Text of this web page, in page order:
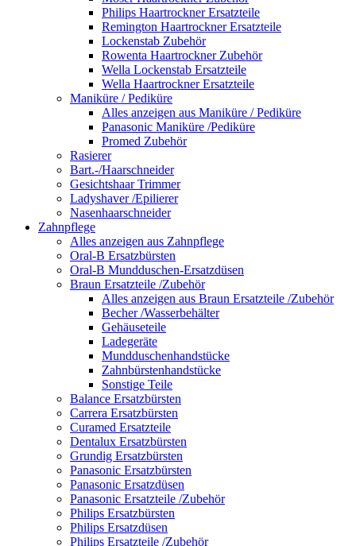
Philips Haartrockner Ersatzteile
Remington Haartrockner Ersatzteile
Lockenstab Zubehör
Rowenta Haartrockner Zubehör
Wella Lockenstab Ersatzteile
Wella Haartrockner Ersatzteile
Maniküre / Pediküre
Alles anzeigen aus Maniküre / Pediküre
Panasonic Maniküre /Pediküre
Promed Zubehör
Rasierer
Bart.-/Haarschneider
Gesichtshaar Trimmer
Ladyshaver /Epilierer
Nasenhaarschneider
Zahnpflege
Alles anzeigen aus Zahnpflege
Oral-B Ersatzbürsten
Oral-B Mundduschen-Ersatzdüsen
Braun Ersatzteile /Zubehör
Alles anzeigen aus Braun Ersatzteile /Zubehör
Becher /Wasserbehälter
Gehäuseteile
Ladegeräte
Mundduschenhandstücke
Zahnbürstenhandstücke
Sonstige Teile
Balance Ersatzbürsten
Carrera Ersatzbürsten
Curamed Ersatzteile
Dentalux Ersatzbürsten
Grundig Ersatzbürsten
Panasonic Ersatzbürsten
Panasonic Ersatzdüsen
Panasonic Ersatzteile /Zubehör
Philips Ersatzbürsten
Philips Ersatzdüsen
Philips Ersatzteile /Zubehör